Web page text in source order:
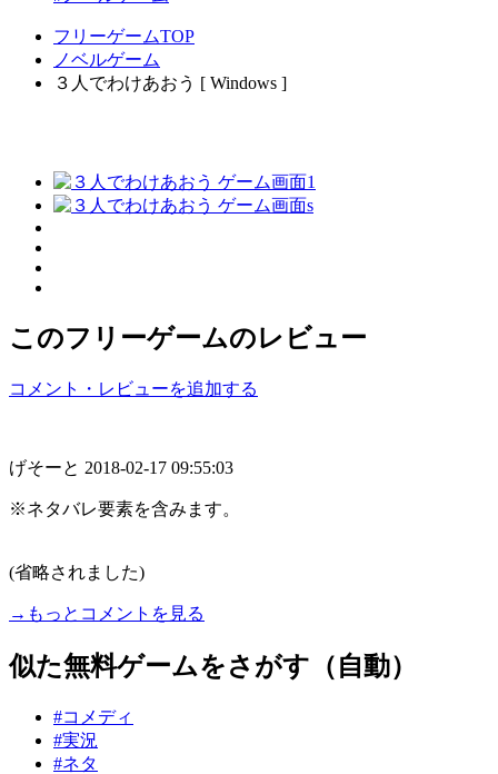
フリーゲームTOP
ノベルゲーム
３人でわけあおう [ Windows ]
このフリーゲームのレビュー
コメント・レビューを追加する
げそーと 2018-02-17 09:55:03
※ネタバレ要素を含みます。
(省略されました)
→もっとコメントを見る
似た無料ゲームをさがす（自動）
#コメディ
#実況
#ネタ